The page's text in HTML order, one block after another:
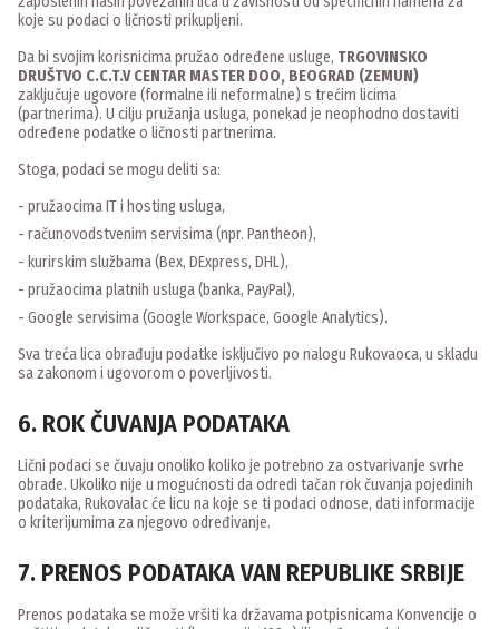
koje su podaci o ličnosti prikupljeni.
Da bi svojim korisnicima pružao određene usluge, TRGOVINSKO
DRUŠTVO C.C.T.V CENTAR MASTER DOO, BEOGRAD (ZEMUN)
zaključuje ugovore (formalne ili neformalne) s trećim licima
(partnerima). U cilju pružanja usluga, ponekad je neophodno dostaviti
određene podatke o ličnosti partnerima.
Stoga, podaci se mogu deliti sa:
- pružaocima IT i hosting usluga,
- računovodstvenim servisima (npr. Pantheon),
- kurirskim službama (Bex, DExpress, DHL),
- pružaocima platnih usluga (banka, PayPal),
- Google servisima (Google Workspace, Google Analytics).
Sva treća lica obrađuju podatke isključivo po nalogu Rukovaoca, u skladu
sa zakonom i ugovorom o poverljivosti.
6. ROK ČUVANJA PODATAKA
Lični podaci se čuvaju onoliko koliko je potrebno za ostvarivanje svrhe
obrade. Ukoliko nije u mogućnosti da odredi tačan rok čuvanja pojedinih
podataka, Rukovalac će licu na koje se ti podaci odnose, dati informacije
o kriterijumima za njegovo određivanje.
7. PRENOS PODATAKA VAN REPUBLIKE SRBIJE
Prenos podataka se može vršiti ka državama potpisnicama Konvencije o